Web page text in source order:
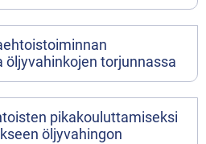
öljyvahinkojen torjunnassa
pikakouluttamiseksi
öljyvahingon